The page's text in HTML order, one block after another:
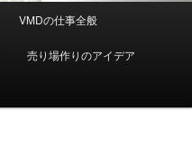
VMDの仕事全般
売り場作りのアイデア